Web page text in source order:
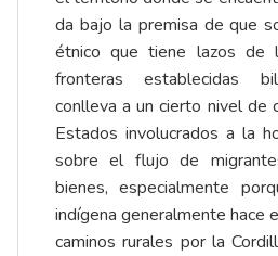
da bajo la premisa de que
étnico que tiene lazos
fronteras establecidas
conlleva a un cierto nivel de
Estados involucrados a la
sobre el flujo de
bienes, especialmente
indígena generalmente hace
caminos rurales por la